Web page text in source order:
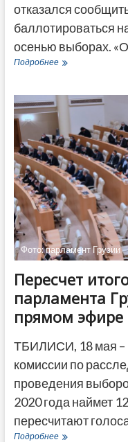
отказался
баллотироваться
осенью выборах.
ПодробнееКаладзе
будет
ли
на
пост
мэра
Тбилиси
Фото: парламент Грузии
Пересчет
парламента
прямом эфире
ТБИЛИСИ, 18 мая –
комиссии по
проведения
2020 года наймет
пересчитают
ПодробнееПересчет